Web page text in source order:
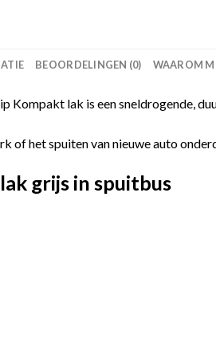
BEOORDELINGEN (0) WAAROM
lak is een sneldrogende,
het spuiten van nieuwe auto
grijs in spuitbus